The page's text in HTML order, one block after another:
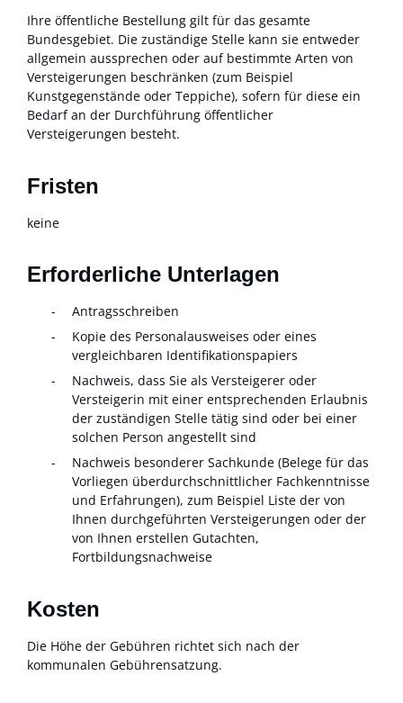
Ihre öffentliche Bestellung gilt für das gesamte
Bundesgebiet. Die zuständige Stelle kann sie entweder
allgemein aussprechen oder auf bestimmte Arten von
Versteigerungen beschränken (zum Beispiel
Kunstgegenstände oder Teppiche), sofern für diese ein
Bedarf an der Durchführung öffentlicher
Versteigerungen besteht.
Fristen
keine
Erforderliche Unterlagen
Antragsschreiben
Kopie des Personalausweises oder eines
vergleichbaren Identifikationspapiers
Nachweis, dass Sie als Versteigerer oder
Versteigerin mit einer entsprechenden Erlaubnis
der zuständigen Stelle tätig sind oder bei einer
solchen Person angestellt sind
Nachweis besonderer Sachkunde (Belege für das
Vorliegen überdurchschnittlicher Fachkenntnisse
und Erfahrungen), zum Beispiel Liste der von
Ihnen durchgeführten Versteigerungen oder der
von Ihnen erstellen Gutachten,
Fortbildungsnachweise
Kosten
Die Höhe der Gebühren richtet sich nach der
kommunalen Gebührensatzung.